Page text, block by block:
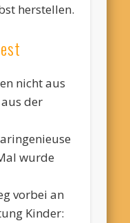
herstellen.
nicht aus
der
wurde
vorbei an
Kinder: